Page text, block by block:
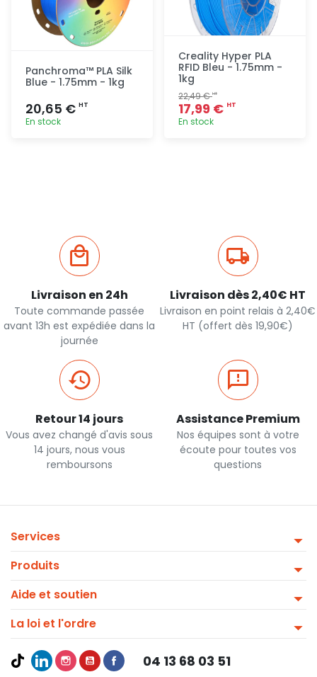
Panchroma™ PLA Silk
Blue - 1.75mm - 1kg
20,65 € HT
En stock
Creality Hyper PLA
RFID Bleu - 1.75mm -
1kg
22,49 €HT
17,99 € HT
En stock
Livraison en 24h
Toute commande passée
avant 13h est expédiée dans la
journée
Livraison dès 2,40€ HT
Livraison en point relais à 2,40€
HT (offert dès 19,90€)
Retour 14 jours
Vous avez changé d'avis sous
14 jours, nous vous
remboursons
Assistance Premium
Nos équipes sont à votre
écoute pour toutes vos
questions
Services
Produits
Aide et soutien
La loi et l'ordre
04 13 68 03 51